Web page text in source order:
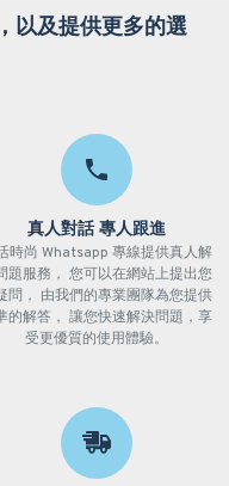
以及提供更多的選
真人對話 專人跟進
時尚 Whatsapp 專線提供真人解
題服務， 您可以在網站上提出您
問， 由我們的專業團隊為您提供
的解答， 讓您快速解決問題，享
受更優質的使用體驗。